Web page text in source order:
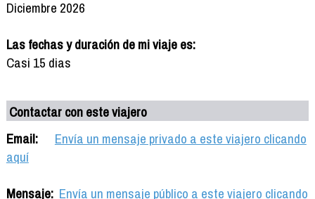
Diciembre 2026
Las fechas y duración de mi viaje es:
Casi 15 dias
Contactar con este viajero
Email:
Envía un mensaje privado a este viajero clicando
aquí
Mensaje: Envía un mensaje público a este viajero clicando